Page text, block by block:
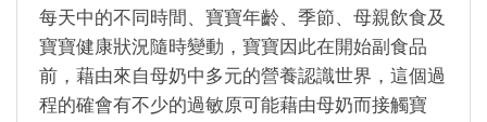
每天中的不同時間、寶寶年齡、季節、母親飲食及
寶寶健康狀況隨時變動，寶寶因此在開始副食品
前，藉由來自母奶中多元的營養認識世界，這個過
程的確會有不少的過敏原可能藉由母奶而接觸寶